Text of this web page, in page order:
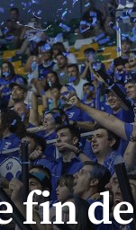
fin de